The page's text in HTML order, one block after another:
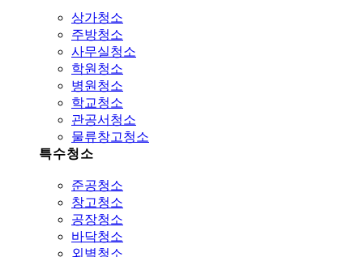
상가청소
주방청소
사무실청소
학원청소
병원청소
학교청소
관공서청소
물류창고청소
특수청소
준공청소
창고청소
공장청소
바닥청소
외벽청소